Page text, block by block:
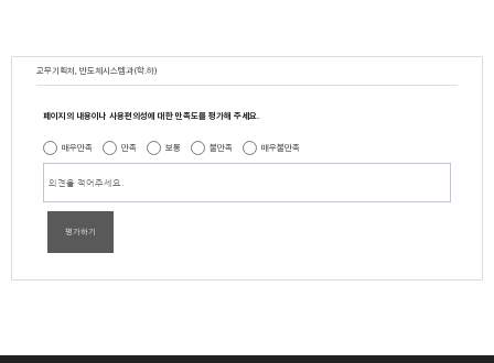
교무기획처, 반도체시스템과(학.하)
페이지의 내용이나 사용편의성에 대한 만족도를 평가해 주세요.
매우만족 만족 보통 불만족 매우불만족
평가하기